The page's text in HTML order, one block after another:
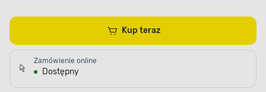
Kup teraz
Zamówienie online
Dostępny